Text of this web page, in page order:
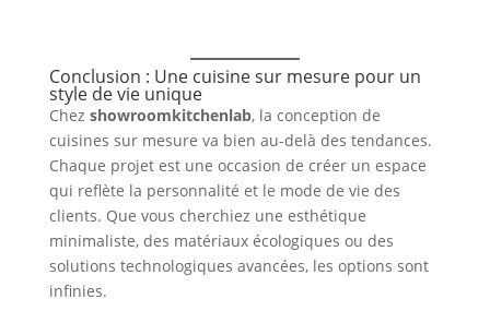
Conclusion : Une cuisine sur mesure pour un
style de vie unique
Chez showroomkitchenlab, la conception de
cuisines sur mesure va bien au-delà des tendances.
Chaque projet est une occasion de créer un espace
qui reflète la personnalité et le mode de vie des
clients. Que vous cherchiez une esthétique
minimaliste, des matériaux écologiques ou des
solutions technologiques avancées, les options sont
infinies.